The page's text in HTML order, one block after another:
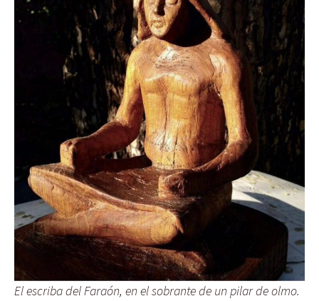
El escriba del Faraón, en el sobrante de un pilar de olmo.